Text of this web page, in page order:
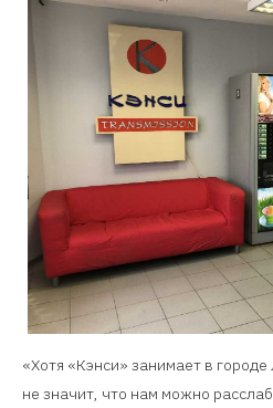
«Хотя «Кэнси» занимает в
не значит, что нам можно